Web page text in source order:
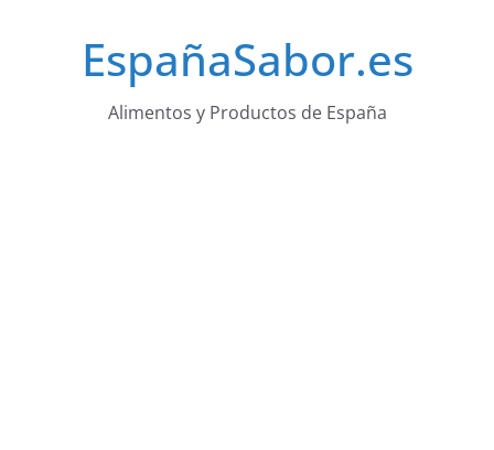
EspañaSabor.es
Alimentos y Productos de España